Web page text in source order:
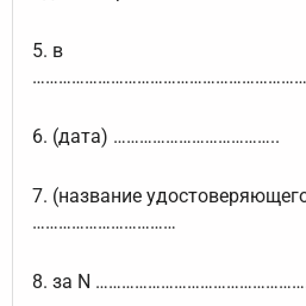
5. в
6. (дата) ………………………………..
7. (название
……………………………
8. за N